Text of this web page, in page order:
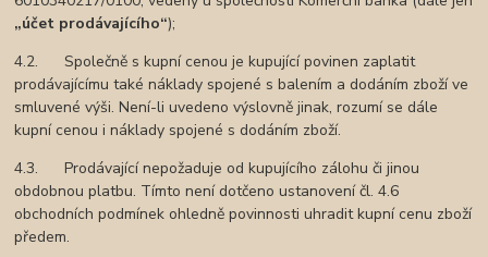
„účet prodávajícího“);
4.2. Společně s kupní cenou je kupující povinen zaplatit
prodávajícímu také náklady spojené s balením a dodáním zboží ve
smluvené výši. Není-li uvedeno výslovně jinak, rozumí se dále
kupní cenou i náklady spojené s dodáním zboží.
4.3. Prodávající nepožaduje od kupujícího zálohu či jinou
obdobnou platbu. Tímto není dotčeno ustanovení čl. 4.6
obchodních podmínek ohledně povinnosti uhradit kupní cenu zboží
předem.